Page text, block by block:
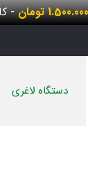
-
دستگاه لاغری